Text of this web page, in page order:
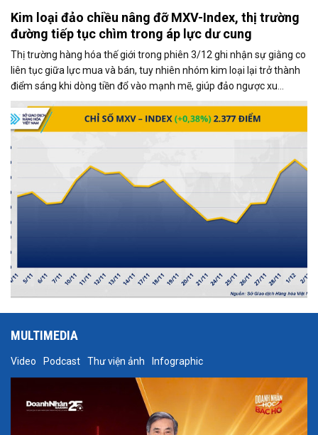
Kim loại đảo chiều nâng đỡ MXV-Index, thị trường
đường tiếp tục chìm trong áp lực dư cung
Thị trường hàng hóa thế giới trong phiên 3/12 ghi nhận sự giằng co
liên tục giữa lực mua và bán, tuy nhiên nhóm kim loại lại trở thành
điểm sáng khi dòng tiền đổ vào mạnh mẽ, giúp đảo ngược xu
hướng và kéo MXV-Index tăng gần 0,4%, đạt 2.377 điểm tại thời
điểm đóng cửa.
MULTIMEDIA
Video Podcast Thư viện ảnh Infographic